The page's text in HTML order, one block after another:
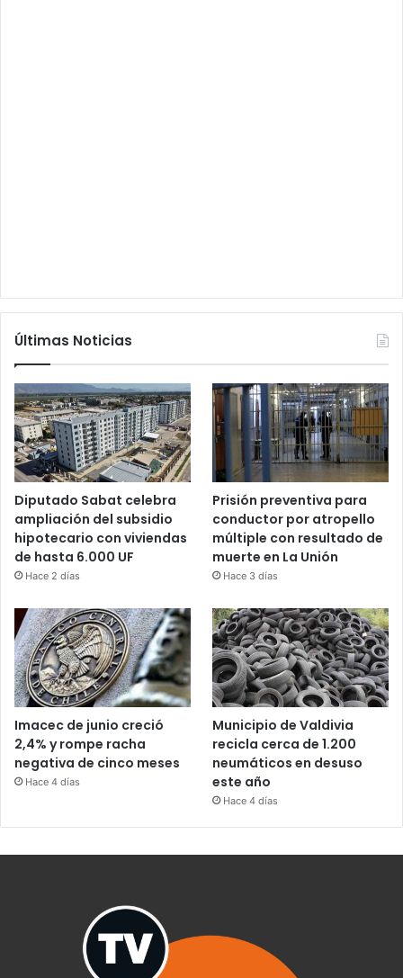
Últimas Noticias
Diputado Sabat celebra
ampliación del subsidio
hipotecario con viviendas
de hasta 6.000 UF
Hace 2 días
Prisión preventiva para
conductor por atropello
múltiple con resultado de
muerte en La Unión
Hace 3 días
Imacec de junio creció
2,4% y rompe racha
negativa de cinco meses
Hace 4 días
Municipio de Valdivia
recicla cerca de 1.200
neumáticos en desuso
este año
Hace 4 días